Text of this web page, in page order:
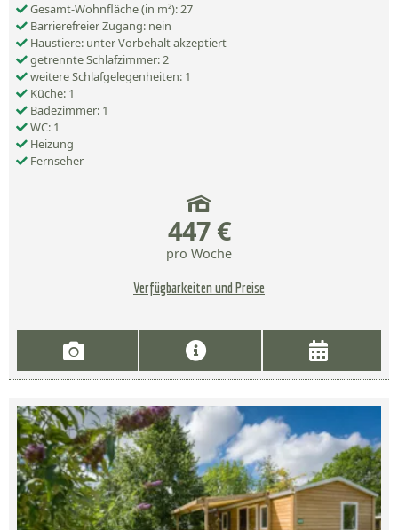
Gesamt-Wohnfläche (in m²): 27
Barrierefreier Zugang: nein
Haustiere: unter Vorbehalt akzeptiert
getrennte Schlafzimmer: 2
weitere Schlafgelegenheiten: 1
Küche: 1
Badezimmer: 1
WC: 1
Heizung
Fernseher
447 €
pro Woche
Verfügbarkeiten und Preise